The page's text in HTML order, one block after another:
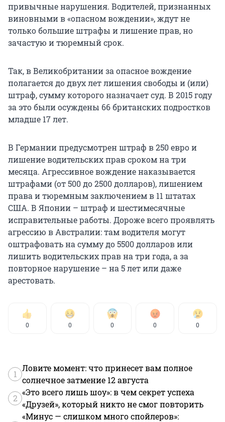
привычные нарушения. Водителей, признанных
виновными в «опасном вождении», ждут не
только большие штрафы и лишение прав, но
зачастую и тюремный срок.
Так, в Великобритании за опасное вождение
полагается до двух лет лишения свободы и (или)
штраф, сумму которого назначает суд. В 2015 году
за это были осуждены 66 британских подростков
младше 17 лет.
В Германии предусмотрен штраф в 250 евро и
лишение водительских прав сроком на три
месяца. Агрессивное вождение наказывается
штрафами (от 500 до 2500 долларов), лишением
права и тюремным заключением в 11 штатах
США. В Японии – штраф и шестимесячные
исправительные работы. Дороже всего проявлять
агрессию в Австралии: там водителя могут
оштрафовать на сумму до 5500 долларов или
лишить водительских прав на три года, а за
повторное нарушение – на 5 лет или даже
арестовать.
0 0 0 0 0
1
Ловите момент: что принесет вам полное
солнечное затмение 12 августа
2
«Это всего лишь шоу»: в чем секрет успеха
«Друзей», который никто не смог повторить
«Минус — слишком много спойлеров»: